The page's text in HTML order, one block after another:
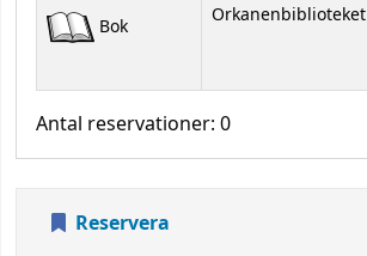
Bok Orkanenbiblioteket
Antal reservationer: 0
Reservera